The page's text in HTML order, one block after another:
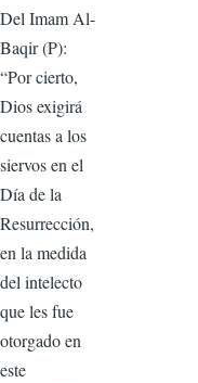
Del Imam Al-
Baqir (P):
“Por cierto,
Dios exigirá
cuentas a los
siervos en el
Día de la
Resu­rrección,
en la medida
del inte­lecto
que les fue
otorgado en
este